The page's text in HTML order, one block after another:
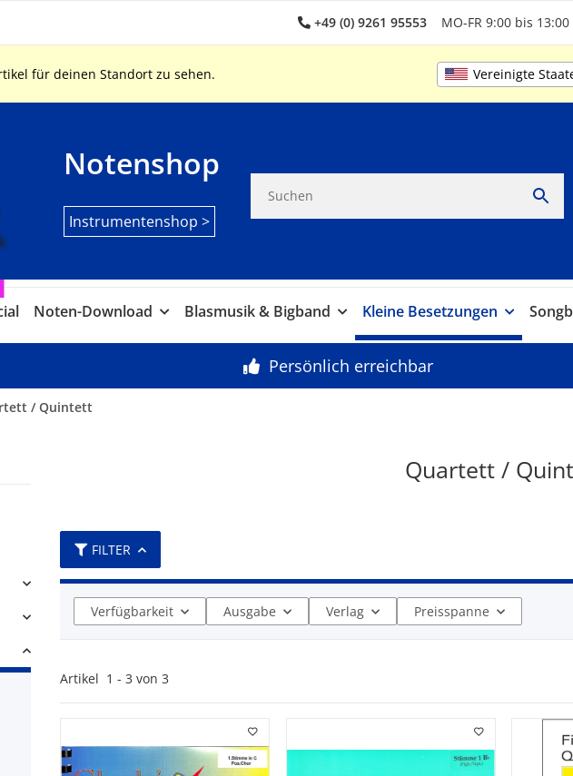
+49 (0) 9261 95553 MO-FR 9:00 bis
für deinen Standort zu sehen. Vereinigte
Notenshop
Instrumentenshop >
Noten-Download Blasmusik & Bigband Kleine Besetzungen
Persönlich erreichbar
/ Quintett
Quartett /
FILTER
Verfügbarkeit Ausgabe Verlag Preisspanne
Artikel 1 - 3 von 3